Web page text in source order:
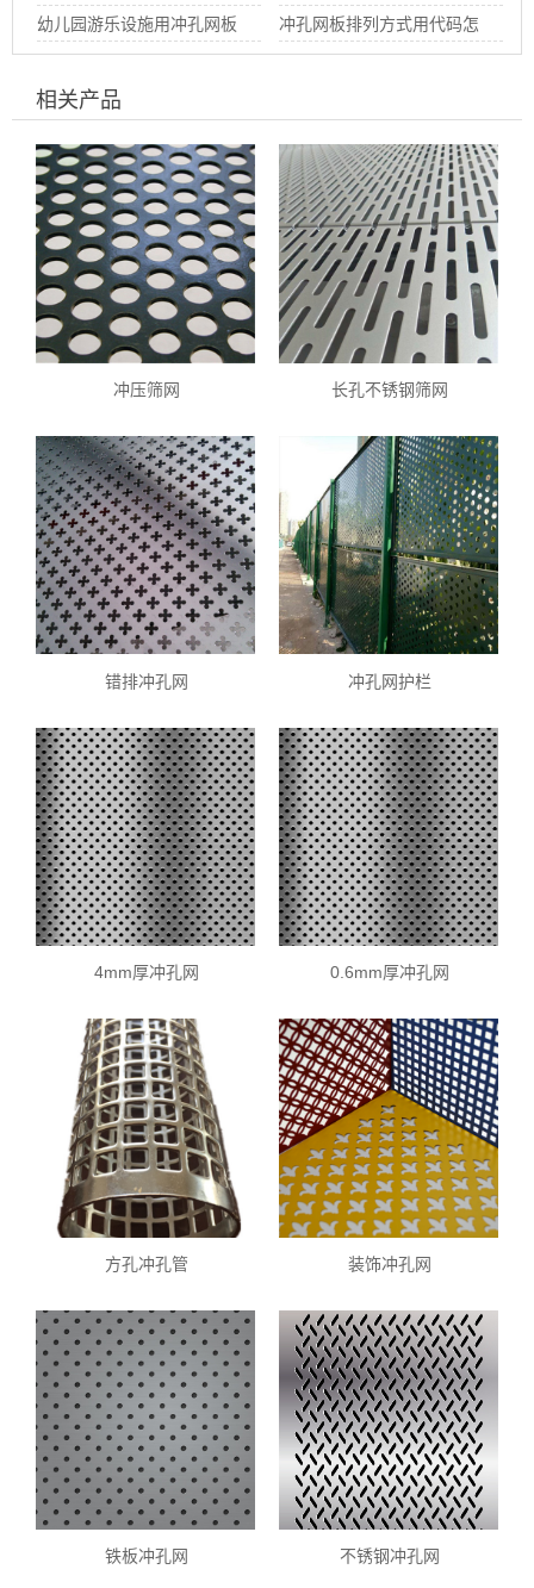
冲吗
板生产
幼儿园游乐设施用冲孔网板
定做
冲孔网板排列方式用代码怎
样标记
相关产品
冲压筛网 长孔不锈钢筛网
错排冲孔网 冲孔网护栏
4mm厚冲孔网 0.6mm厚冲孔网
方孔冲孔管 装饰冲孔网
铁板冲孔网 不锈钢冲孔网